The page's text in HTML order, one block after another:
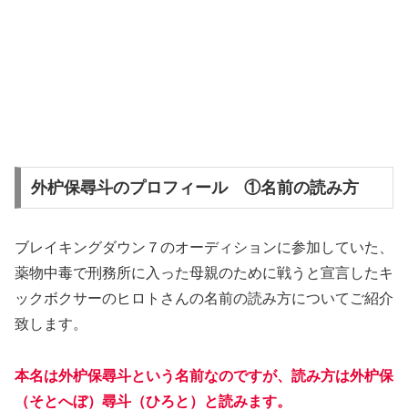
外枦保尋斗のプロフィール ①名前の読み方
ブレイキングダウン７のオーディションに参加していた、
薬物中毒で刑務所に入った母親のために戦うと宣言したキ
ックボクサーのヒロトさんの名前の読み方についてご紹介
致します。
本名は外枦保尋斗という名前なのですが、読み方は外枦保
（そとへぼ）尋斗（ひろと）と読みます。